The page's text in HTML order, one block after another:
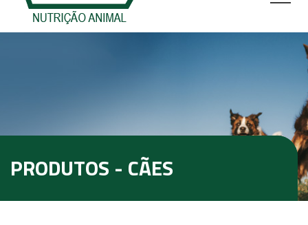
PRODUTOS - CÃES